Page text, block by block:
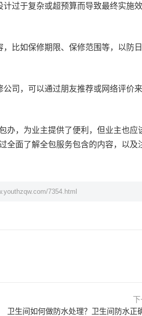
过于复杂或超预算而导致最终实施
比如保修期限、保修范围等，以防
司，可以通过朋友推荐或网络评价
办，为业主提供了便利，但业主也应
全面了解全包服务包含的内容，以及
7354.html
卫生间如何做防水处理？卫生间防水正